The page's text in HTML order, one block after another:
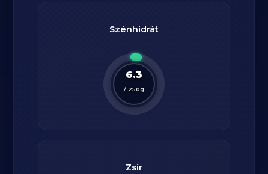
Szénhidrát
6.3
/ 250g
Zsír